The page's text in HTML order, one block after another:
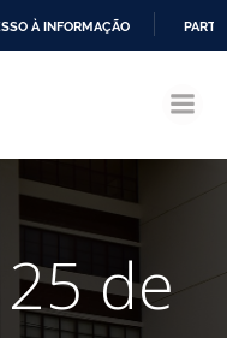
À INFORMAÇÃO
de